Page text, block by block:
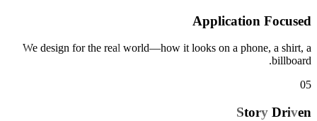
Application Focused
We design for the real world—how it looks on a phone, a shirt, a
billboard.
05
Story Driven